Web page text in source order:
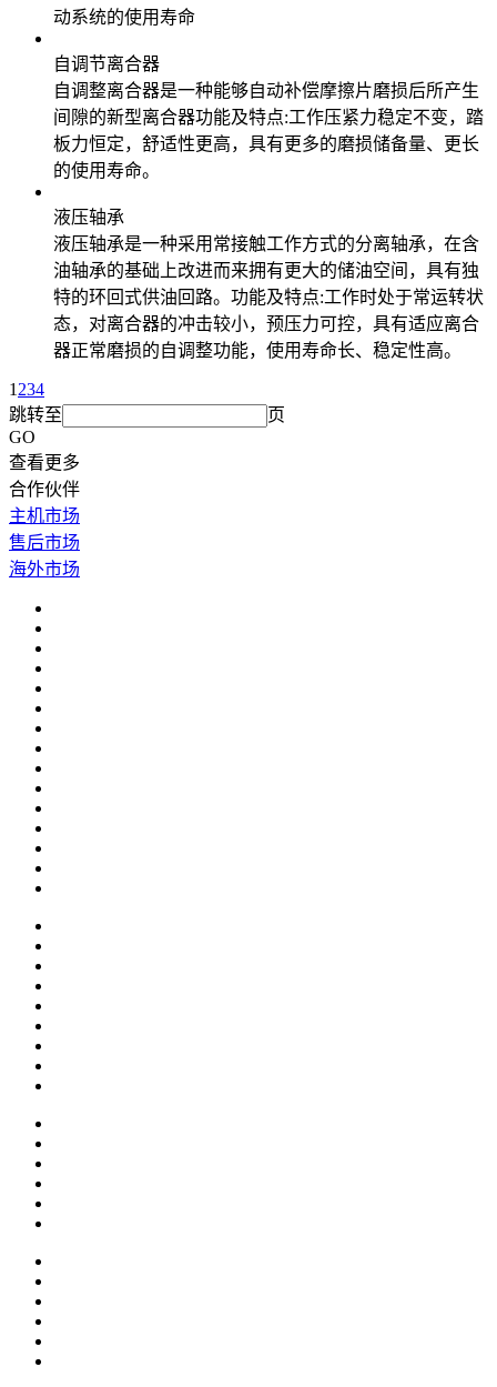
动系统的使用寿命
自调节离合器
自调整离合器是一种能够自动补偿摩擦片磨损后所产生
间隙的新型离合器功能及特点:工作压紧力稳定不变，踏
板力恒定，舒适性更高，具有更多的磨损储备量、更长
的使用寿命。
液压轴承
液压轴承是一种采用常接触工作方式的分离轴承，在含
油轴承的基础上改进而来拥有更大的储油空间，具有独
特的环回式供油回路。功能及特点:工作时处于常运转状
态，对离合器的冲击较小，预压力可控，具有适应离合
器正常磨损的自调整功能，使用寿命长、稳定性高。
1 234
跳转至
页
GO
查看更多
合作伙伴
主机市场
售后市场
海外市场